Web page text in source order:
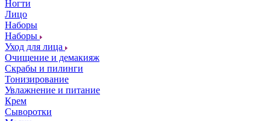
Ногти
Лицо
Наборы
Наборы
Уход для лица
Очищение и демакияж
Скрабы и пилинги
Тонизирование
Увлажнение и питание
Крем
Сыворотки